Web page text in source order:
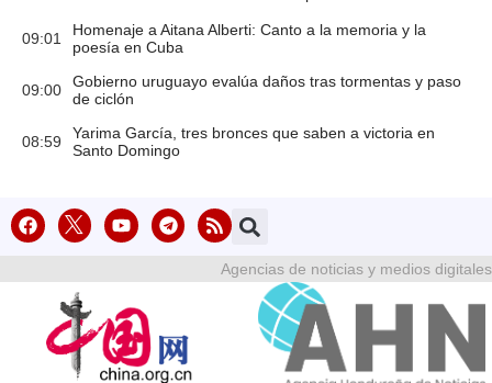
09:01
Homenaje a Aitana Alberti: Canto a la memoria y la
poesía en Cuba
09:00
Gobierno uruguayo evalúa daños tras tormentas y paso
de ciclón
08:59
Yarima García, tres bronces que saben a victoria en
Santo Domingo
Agencias de noticias y medios digitales